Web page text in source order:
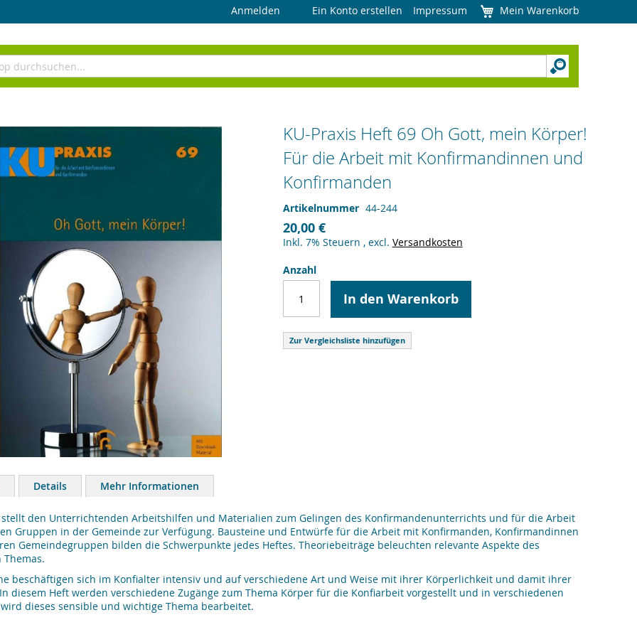
Anmelden Ein Konto erstellen Impressum Mein Warenkorb
KU-Praxis Heft 69 Oh Gott, mein Körper!
Für die Arbeit mit Konfirmandinnen und
Konfirmanden
Artikelnummer 44-244
20,00 €
Inkl. 7% Steuern , excl. Versandkosten
Anzahl
In den Warenkorb
Zur Vergleichsliste hinzufügen
Details Mehr Informationen
stellt den Unterrichtenden Arbeitshilfen und Materialien zum Gelingen des Konfirmandenunterrichts und für die Arbeit
Gruppen in der Gemeinde zur Verfügung. Bausteine und Entwürfe für die Arbeit mit Konfirmanden, Konfirmandinnen
Gemeindegruppen bilden die Schwerpunkte jedes Heftes. Theoriebeiträge beleuchten relevante Aspekte des
Themas.
beschäftigen sich im Konfialter intensiv und auf verschiedene Art und Weise mit ihrer Körperlichkeit und damit ihrer
diesem Heft werden verschiedene Zugänge zum Thema Körper für die Konfiarbeit vorgestellt und in verschiedenen
dieses sensible und wichtige Thema bearbeitet.